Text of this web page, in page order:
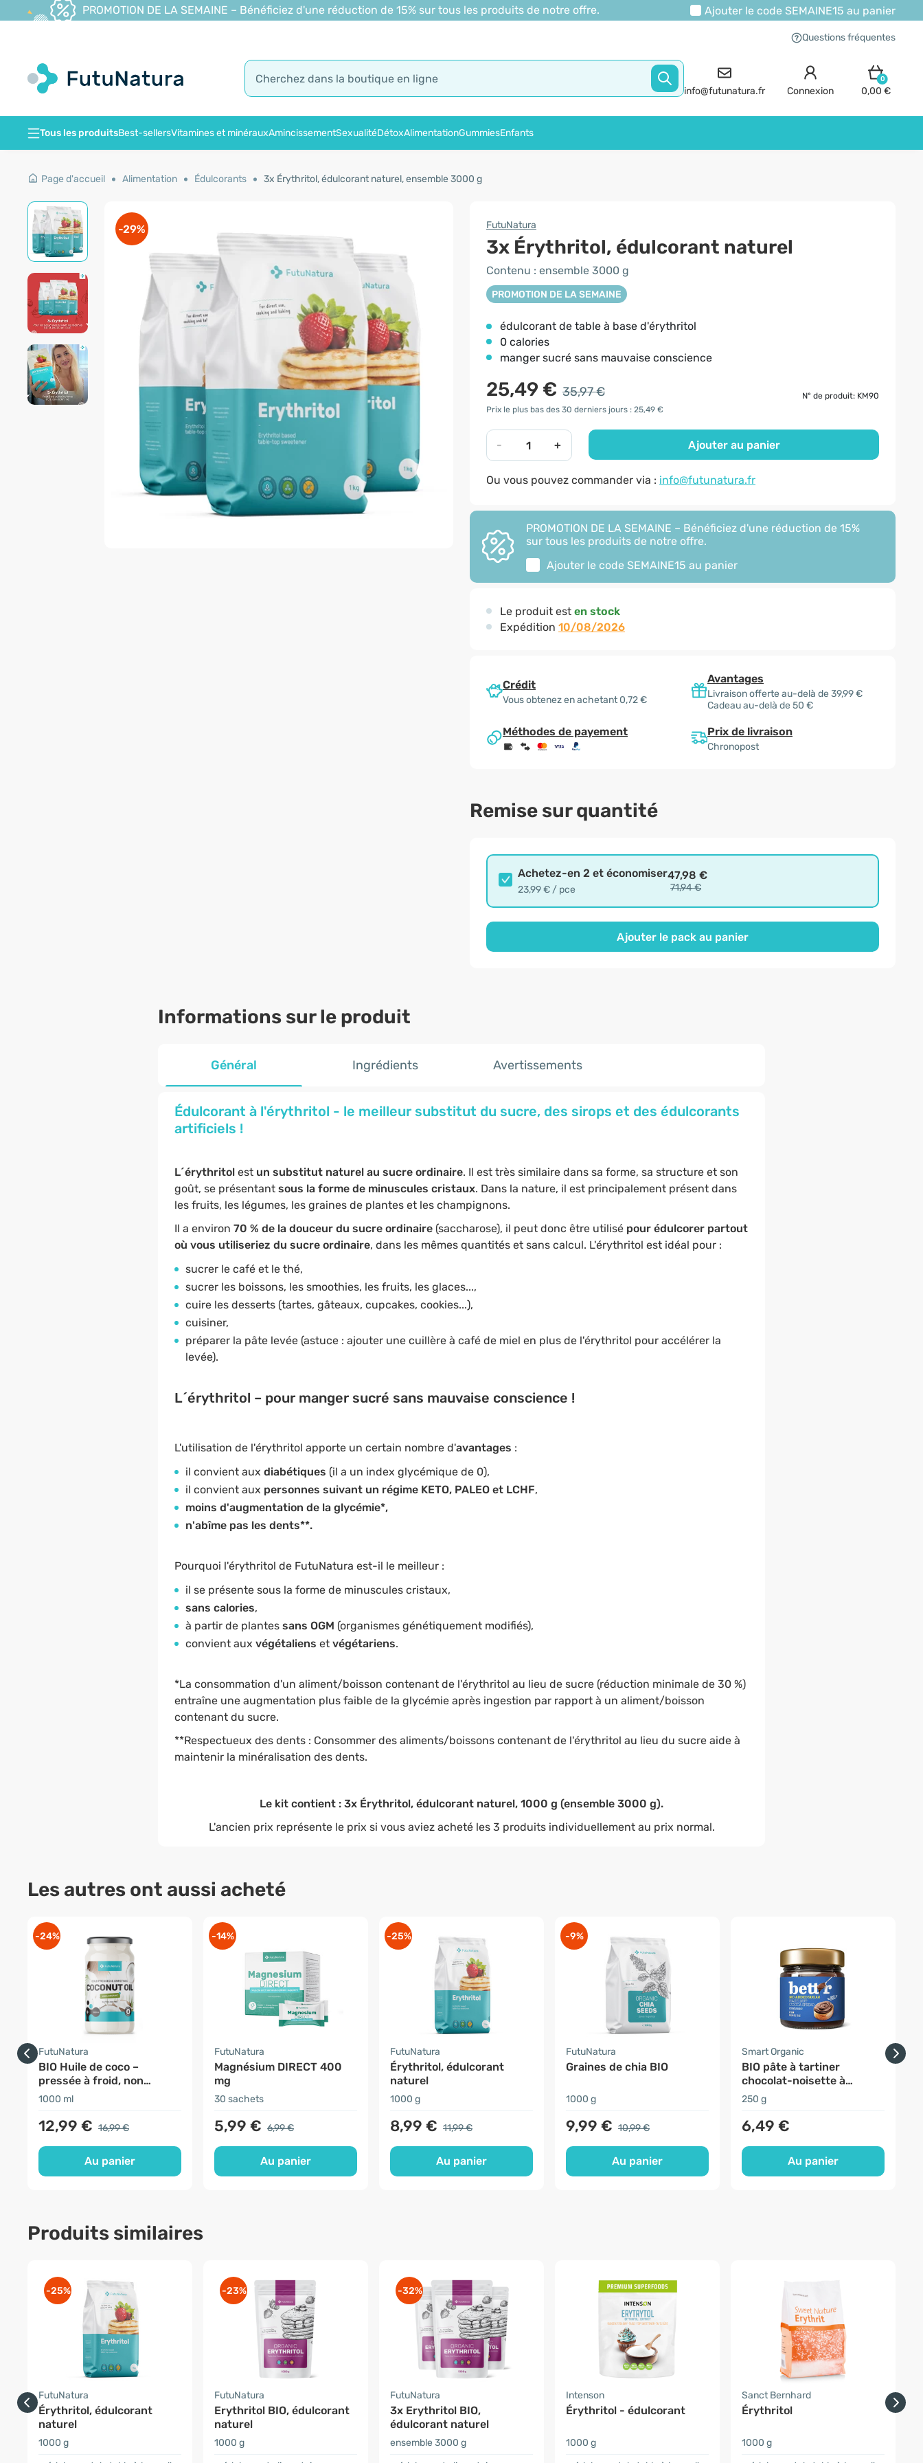
PROMOTION DE LA SEMAINE – Bénéficiez d'une réduction de 15% sur tous les produits de notre offre. Ajouter le code SEMAINE15 au panier
Questions fréquentes
info@futunatura.fr Connexion
0
0,00 €
Tous les produitsBest-sellersVitamines et minérauxAmincissementSexualitéDétoxAlimentationGummiesEnfants
Page d'accueil Alimentation Édulcorants 3x Érythritol, édulcorant naturel, ensemble 3000 g
-29% FutuNatura
3x Érythritol, édulcorant naturel
Contenu : ensemble 3000 g
PROMOTION DE LA SEMAINE
édulcorant de table à base d'érythritol
0 calories
manger sucré sans mauvaise conscience
25,49 € 35,97 €
N° de produit: KM90
Prix le plus bas des 30 derniers jours : 25,49 €
- + Ajouter au panier
Ou vous pouvez commander via : info@futunatura.fr
PROMOTION DE LA SEMAINE – Bénéficiez d'une réduction de 15%
sur tous les produits de notre offre.
Ajouter le code SEMAINE15 au panier
Le produit est en stock
Expédition 10/08/2026
Crédit
Vous obtenez en achetant 0,72 €
Avantages
Livraison offerte au-delà de 39,99 €
Cadeau au-delà de 50 €
Méthodes de payement Prix de livraison
Chronopost
Remise sur quantité
Achetez-en 2 et économiser
23,99 € / pce
47,98 €
71,94 €
Ajouter le pack au panier
Informations sur le produit
Général Ingrédients Avertissements
Édulcorant à l'érythritol - le meilleur substitut du sucre, des sirops et des édulcorants
artificiels !
L´érythritol est un substitut naturel au sucre ordinaire. Il est très similaire dans sa forme, sa structure et son
goût, se présentant sous la forme de minuscules cristaux. Dans la nature, il est principalement présent dans
les fruits, les légumes, les graines de plantes et les champignons.
Il a environ 70 % de la douceur du sucre ordinaire(saccharose), il peut donc être utilisé pour édulcorer partout
où vous utiliseriez du sucre ordinaire, dans les mêmes quantités et sans calcul. L'érythritol est idéal pour :
sucrer le café et le thé,
sucrer les boissons, les smoothies, les fruits, les glaces...,
cuire les desserts (tartes, gâteaux, cupcakes, cookies...),
cuisiner,
préparer la pâte levée (astuce : ajouter une cuillère à café de miel en plus de l'érythritol pour accélérer la
levée).
L´érythritol – pour manger sucré sans mauvaise conscience !
L'utilisation de l'érythritol apporte un certain nombre d'avantages :
il convient aux diabétiques (il a un index glycémique de 0),
il convient aux personnes suivant un régime KETO, PALEO et LCHF,
moins d'augmentation de la glycémie*,
n'abîme pas les dents**.
Pourquoi l'érythritol de FutuNatura est-il le meilleur :
il se présente sous la forme de minuscules cristaux,
sans calories,
à partir de plantes sans OGM (organismes génétiquement modifiés),
convient aux végétaliens et végétariens.
*La consommation d'un aliment/boisson contenant de l'érythritol au lieu de sucre (réduction minimale de 30 %)
entraîne une augmentation plus faible de la glycémie après ingestion par rapport à un aliment/boisson
contenant du sucre.
**Respectueux des dents : Consommer des aliments/boissons contenant de l'érythritol au lieu du sucre aide à
maintenir la minéralisation des dents.
Le kit contient : 3x Érythritol, édulcorant naturel, 1000 g (ensemble 3000 g).
L'ancien prix représente le prix si vous aviez acheté les 3 produits individuellement au prix normal.
Les autres ont aussi acheté
-24%
FutuNatura
BIO Huile de coco –
pressée à froid, non
raffinée
1000 ml
12,99 € 16,99 €
Au panier
-14%
FutuNatura
Magnésium DIRECT 400
mg
30 sachets
5,99 € 6,99 €
Au panier
-25%
FutuNatura
Érythritol, édulcorant
naturel
1000 g
8,99 € 11,99 €
Au panier
-9%
FutuNatura
Graines de chia BIO
1000 g
9,99 € 10,99 €
Au panier
Smart Organic
BIO pâte à tartiner
chocolat-noisette à
l'érythritol
250 g
6,49 €
Au panier
Produits similaires
-25%
FutuNatura
Érythritol, édulcorant
naturel
1000 g
-23%
FutuNatura
Erythritol BIO, édulcorant
naturel
1000 g
-32%
FutuNatura
3x Erythritol BIO,
édulcorant naturel
ensemble 3000 g
Intenson
Érythritol - édulcorant
1000 g
Sanct Bernhard
Érythritol
1000 g